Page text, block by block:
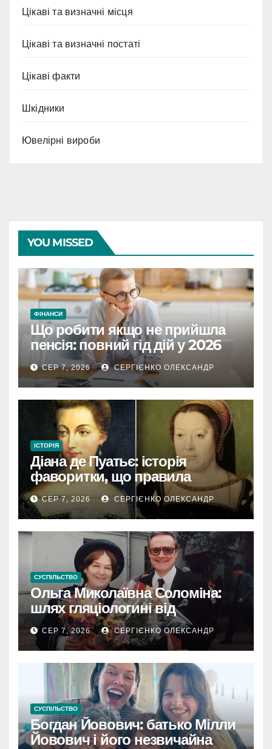
Цікаві та визначні місця
Цікаві та визначні постаті
Цікаві факти
Шкідники
Ювелірні вироби
YOU MISSED
ФІНАНСИ
Що робити якщо не прийшла
пенсія: повний гід дій у 2026
році
СЕР 7, 2026 СЕРГІЄНКО ОЛЕКСАНДР
ІСТОРІЯ
Діана де Пуатьє: історія
фаворитки, що правила
Францією
СЕР 7, 2026 СЕРГІЄНКО ОЛЕКСАНДР
СУСПІЛЬСТВО
Ольга Миколаївна Соломіна:
шлях гляціологині від
експедиційної кухарки до
директора Інституту географії
РАН
СЕР 7, 2026 СЕРГІЄНКО ОЛЕКСАНДР
СУСПІЛЬСТВО
Богдан Йовович: батько Мілли
Йовович і його незвичайна